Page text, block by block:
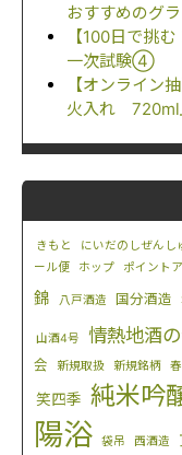
おすすめのグ
【100日で挑
一次試験④
【オンライ
火入れ 720ml
きもと にいだのしぜんし
ール便
ホップ ポイント
錦
八戸酒造 国分酒造
山酒4号 情熱地酒
会
新規取扱 新規銘柄
笑四季 純米吟
陽浴
袋吊 西酒造